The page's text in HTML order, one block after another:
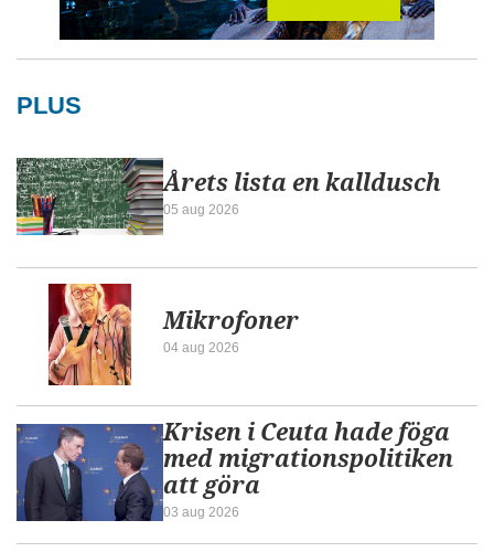
PLUS
Årets lista en kalldusch
05 aug 2026
Mikrofoner
04 aug 2026
Krisen i Ceuta hade föga
med migrationspolitiken
att göra
03 aug 2026